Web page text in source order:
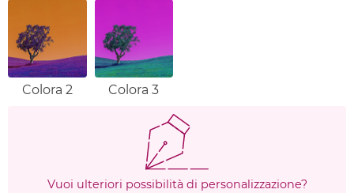
Colora 2 Colora 3
Vuoi ulteriori possibilità di personalizzazione?